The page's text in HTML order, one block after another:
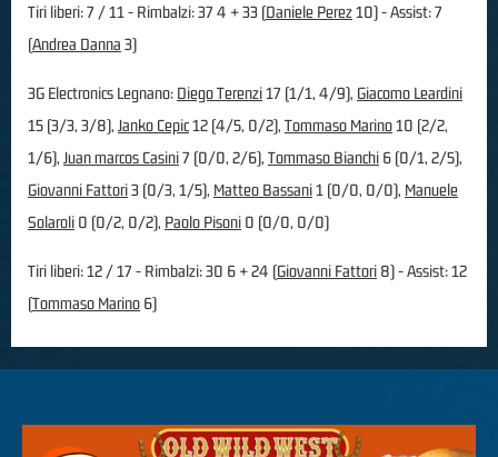
Tiri liberi: 7 / 11 - Rimbalzi: 37 4 + 33 (Daniele Perez10) - Assist: 7
(Andrea Danna 3)
3G Electronics Legnano: Diego Terenzi17 (1/1, 4/9), Giacomo Leardini
15 (3/3, 3/8), Janko Cepic12 (4/5, 0/2), Tommaso Marino10 (2/2,
1/6), Juan marcos Casini7 (0/0, 2/6), Tommaso Bianchi 6 (0/1, 2/5),
Giovanni Fattori3 (0/3, 1/5), Matteo Bassani1 (0/0, 0/0), Manuele
Solaroli 0 (0/2, 0/2), Paolo Pisoni 0 (0/0, 0/0)
Tiri liberi: 12 / 17 - Rimbalzi: 30 6 + 24 (Giovanni Fattori 8) - Assist: 12
(Tommaso Marino 6)